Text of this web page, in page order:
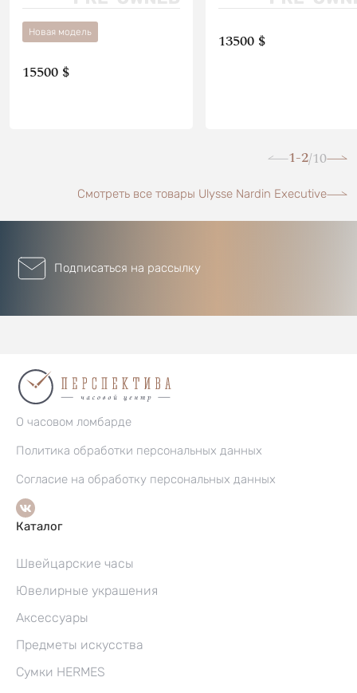
Новая модель
15500 $
13500 $
1-2/10
Смотреть все товары Ulysse Nardin Executive
Подписаться на рассылку
О часовом ломбарде
Политика обработки персональных данных
Согласие на обработку персональных данных
Каталог
Швейцарские часы
Ювелирные украшения
Аксессуары
Предметы искусства
Сумки HERMES